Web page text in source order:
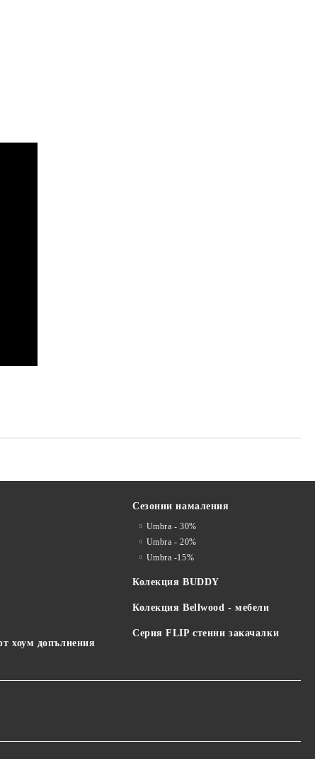
хоум допълнения
Сезонни намаления
Umbra - 30%
Umbra - 20%
Umbra -15%
Колекция BUDDY
Колекция Bellwood - мебели
Серия FLIP стенни закачалки